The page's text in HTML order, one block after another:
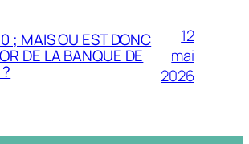
; MAIS OU EST DONC
DE LA BANQUE DE
12
mai
2026